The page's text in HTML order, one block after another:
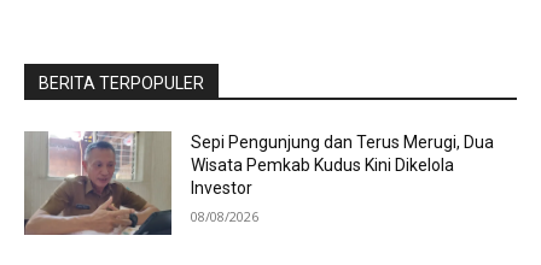
BERITA TERPOPULER
Sepi Pengunjung dan Terus Merugi, Dua
Wisata Pemkab Kudus Kini Dikelola
Investor
08/08/2026